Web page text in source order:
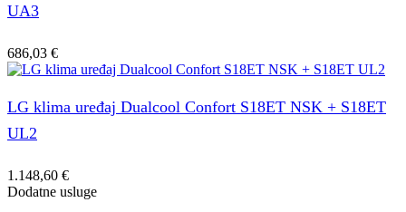
UA3
686,03 €
LG klima uređaj Dualcool Confort S18ET NSK + S18ET
UL2
1.148,60 €
Dodatne usluge